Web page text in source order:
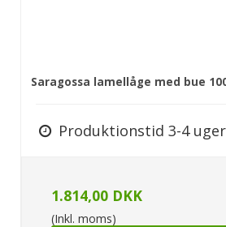
Saragossa lamellåge med bue
Produktionstid 3-4 uger
1.814,00 DKK
(Inkl. moms)